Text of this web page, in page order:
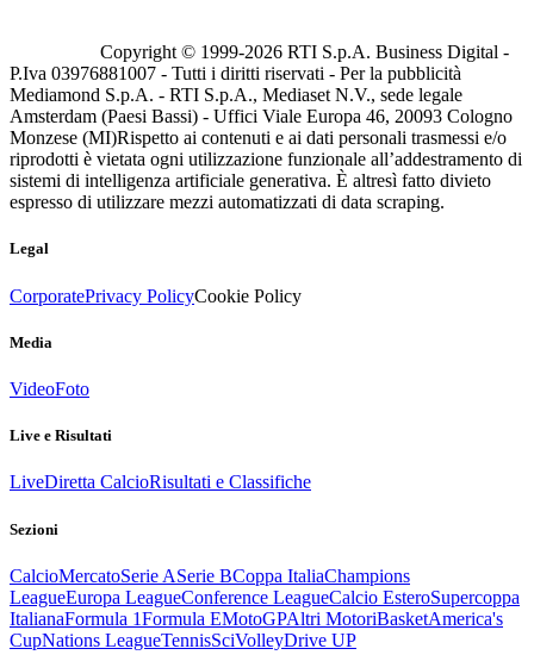
Copyright © 1999-2026 RTI S.p.A. Business Digital -
P.Iva 03976881007 - Tutti i diritti riservati - Per la pubblicità
Mediamond S.p.A. - RTI S.p.A., Mediaset N.V., sede legale
Amsterdam (Paesi Bassi) - Uffici Viale Europa 46, 20093 Cologno
Monzese (MI)Rispetto ai contenuti e ai dati personali trasmessi e/o
riprodotti è vietata ogni utilizzazione funzionale all’addestramento di
sistemi di intelligenza artificiale generativa. È altresì fatto divieto
espresso di utilizzare mezzi automatizzati di data scraping.
Legal
CorporatePrivacy PolicyCookie Policy
Media
VideoFoto
Live e Risultati
LiveDiretta CalcioRisultati e Classifiche
Sezioni
CalcioMercatoSerie ASerie BCoppa ItaliaChampions
LeagueEuropa LeagueConference LeagueCalcio EsteroSupercoppa
ItalianaFormula 1Formula EMotoGPAltri MotoriBasketAmerica's
CupNations LeagueTennisSciVolleyDrive UP